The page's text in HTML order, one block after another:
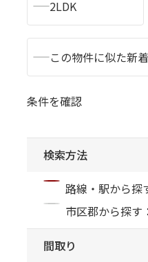
シャーメゾンセレクション
ShaMaison STYLE
2LDK
この物件に似た新
条件を確認
検索方法
路線・駅から探
市区郡から探す
間取り